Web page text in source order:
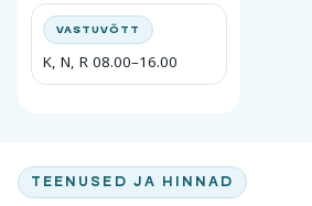
VASTUVÕTT
K, N, R 08.00–16.00
TEENUSED JA HINNAD